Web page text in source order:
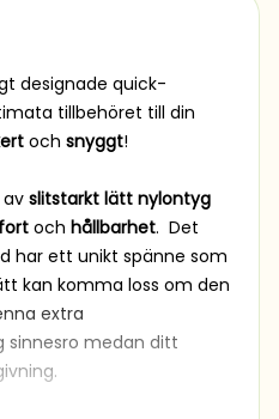
designade quick-
tillbehöret till din
och snyggt!
av slitstarkt lätt nylontyg
och hållbarhet. Det
har ett unikt spänne som
kan komma loss om den
extra
sinnesro medan ditt